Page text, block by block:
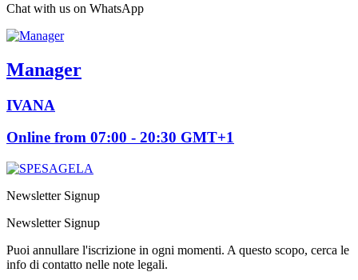
Chat with us on WhatsApp
Manager
IVANA
Online from 07:00 - 20:30 GMT+1
Newsletter Signup
Newsletter Signup
Puoi annullare l'iscrizione in ogni momenti. A questo scopo, cerca le
info di contatto nelle note legali.